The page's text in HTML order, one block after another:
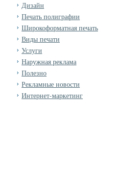
Дизайн
Печать полиграфии
Широкоформатная печать
Виды печати
Услуги
Наружная реклама
Полезно
Рекламные новости
Интернет-маркетинг